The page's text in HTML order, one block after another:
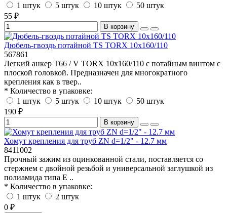
1 штук
5 штук 10 штук
50 штук
55 ₽
В корзину
Дюбель-гвоздь потайной TS TORX 10x160/110
567861
Легкий анкер T66 / V TORX 10x160/110 с потайным винтом с
плоской головкой. Предназначен для многократного
крепления как в твер..
* Количество в упаковке:
1 штук
5 штук 10 штук
50 штук
190 ₽
В корзину
Хомут крепления для труб ZN d=1/2" - 12.7 мм
8411002
Прочный зажим из оцинкованной стали, поставляется со
стержнем с двойной резьбой и универсальной заглушкой из
полиамида типа E ..
* Количество в упаковке:
1 штук
2 штук
0 ₽